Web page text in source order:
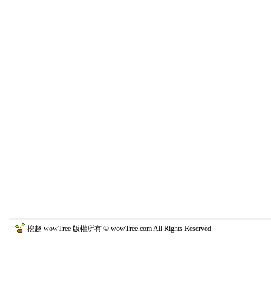
挖趣 wowTree 版權所有 © wowTree.com All Rights Reserved.